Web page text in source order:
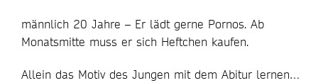
männlich 20 Jahre – Er lädt gerne Pornos. Ab
Monatsmitte muss er sich Heftchen kaufen.
Allein das Motiv des Jungen mit dem Abitur lernen…